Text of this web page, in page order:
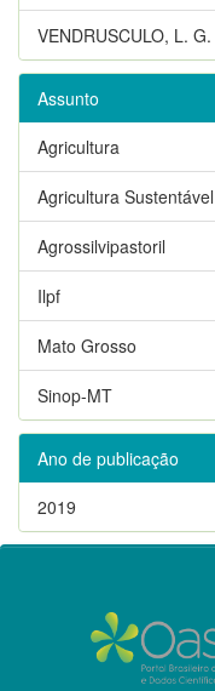
VENDRUSCULO, L. G.
Assunto
Agricultura
Agricultura Sustentável
Agrossilvipastoril
Ilpf
Mato Grosso
Sinop-MT
Ano de publicação
2019